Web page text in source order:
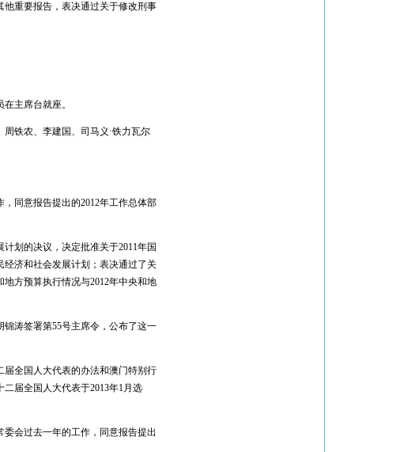
重要报告，表决通过关于修改刑事
主席台就座。
铁农、李建国、司马义·铁力瓦尔
同意报告提出的2012年工作总体部
划的决议，决定批准关于2011年国
经济和社会发展计划；表决通过了关
方预算执行情况与2012年中央和地
涛签署第55号主席令，公布了这一
全国人大代表的办法和澳门特别行
届全国人大代表于2013年1月选
会过去一年的工作，同意报告提出